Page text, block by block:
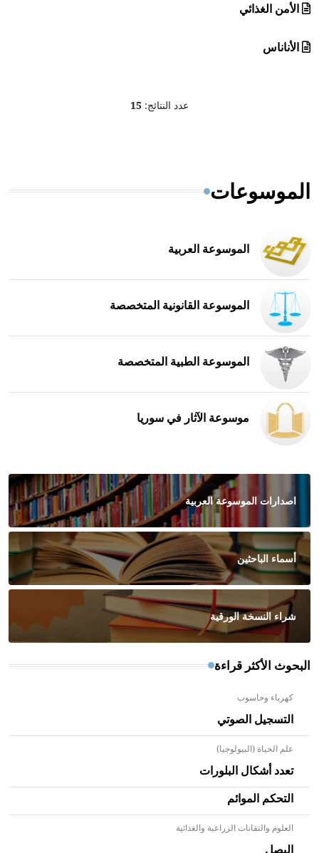
الأمن الغذائي
الأناناس
عدد النتائج: 15
الموسوعات
الموسوعة العربية
الموسوعة القانونية المتخصصة
الموسوعة الطبية المتخصصة
موسوعة الآثار في سوريا
اصدارات الموسوعة العربية
أسماء الباحثين
شراء النسخة الورقية
البحوث الأكثر قراءة
كهرباء وحاسوب
التسجيل الصوتي
علم الحياة (البيولوجيا)
تعدد أشكال البلورات
التحكم الموائم
العلوم والتقانات الزراعية والغذائية
البصل
- هل تعلم أن الأبلق نوع من الفنون الهندسية التي ارتبطت
بالعمارة الإسلامية في بلاد الشام ومصر خاصة، حيث يحرص